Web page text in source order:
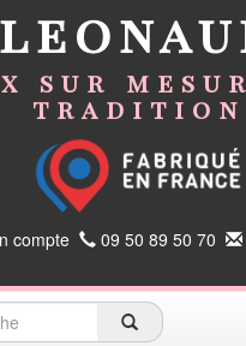
sur
tradition
compte 09 50 89 50 70